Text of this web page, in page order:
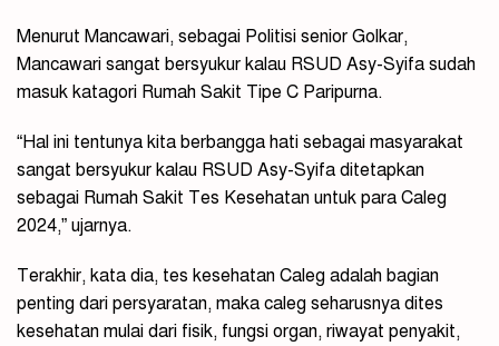
Menurut Mancawari, sebagai Politisi senior Golkar,
Mancawari sangat bersyukur kalau RSUD Asy-Syifa sudah
masuk katagori Rumah Sakit Tipe C Paripurna.
“Hal ini tentunya kita berbangga hati sebagai masyarakat
sangat bersyukur kalau RSUD Asy-Syifa ditetapkan
sebagai Rumah Sakit Tes Kesehatan untuk para Caleg
2024,” ujarnya.
Terakhir, kata dia, tes kesehatan Caleg adalah bagian
penting dari persyaratan, maka caleg seharusnya dites
kesehatan mulai dari fisik, fungsi organ, riwayat penyakit,